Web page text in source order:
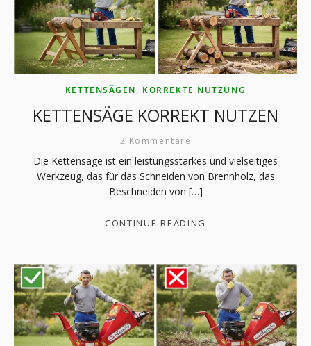
KETTENSÄGEN, KORREKTE NUTZUNG
KETTENSÄGE KORREKT NUTZEN
2 Kommentare
Die Kettensäge ist ein leistungsstarkes und vielseitiges
Werkzeug, das für das Schneiden von Brennholz, das
Beschneiden von […]
CONTINUE READING